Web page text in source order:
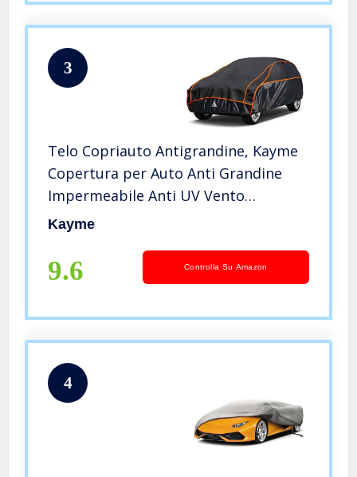
3
Telo Copriauto Antigrandine, Kayme
Copertura per Auto Anti Grandine
Impermeabile Anti UV Vento
Antipolvere, Telo Copri Protezione
490cm) – Nero
Kayme
9.6 Controlla Su Amazon
4